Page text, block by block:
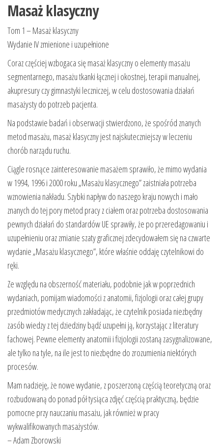
Masaż klasyczny
Tom 1 – Masaż klasyczny
Wydanie IV zmienione i uzupełnione
Coraz częściej wzbogaca się masaż klasyczny o elementy masażu
segmentarnego, masażu tkanki łącznej i okostnej, terapii manualnej,
akupresury czy gimnastyki leczniczej, w celu dostosowania działań
masażysty do potrzeb pacjenta.
Na podstawie badań i obserwacji stwierdzono, że spośród znanych
metod masażu, masaż klasyczny jest najskuteczniejszy w leczeniu
chorób narządu ruchu.
Ciągle rosnące zainteresowanie masażem sprawiło, że mimo wydania
w 1994, 1996 i 2000 roku „Masażu klasycznego” zaistniała potrzeba
wznowienia nakładu. Szybki napływ do naszego kraju nowych i mało
znanych do tej pory metod pracy z ciałem oraz potrzeba dostosowania
pewnych działań do standardów UE sprawiły, że po przeredagowaniu i
uzupełnieniu oraz zmianie szaty graficznej zdecydowałem się na czwarte
wydanie „Masażu klasycznego”, które właśnie oddaję czytelnikowi do
ręki.
Ze względu na obszerność materiału, podobnie jak w poprzednich
wydaniach, pomijam wiadomości z anatomii, fizjologii oraz całej grupy
przedmiotów medycznych zakładając, że czytelnik posiada niezbędny
zasób wiedzy z tej dziedziny bądź uzupełni ją, korzystając z literatury
fachowej. Pewne elementy anatomii i fizjologii zostaną zasygnalizowane,
ale tylko na tyle, na ile jest to niezbędne do zrozumienia niektórych
procesów.
Mam nadzieję, że nowe wydanie, z poszerzoną częścią teoretyczną oraz
rozbudowaną do ponad pół tysiąca zdjęć częścią praktyczną, będzie
pomocne przy nauczaniu masażu, jak również w pracy
wykwalifikowanych masażystów.
– Adam Zborowski